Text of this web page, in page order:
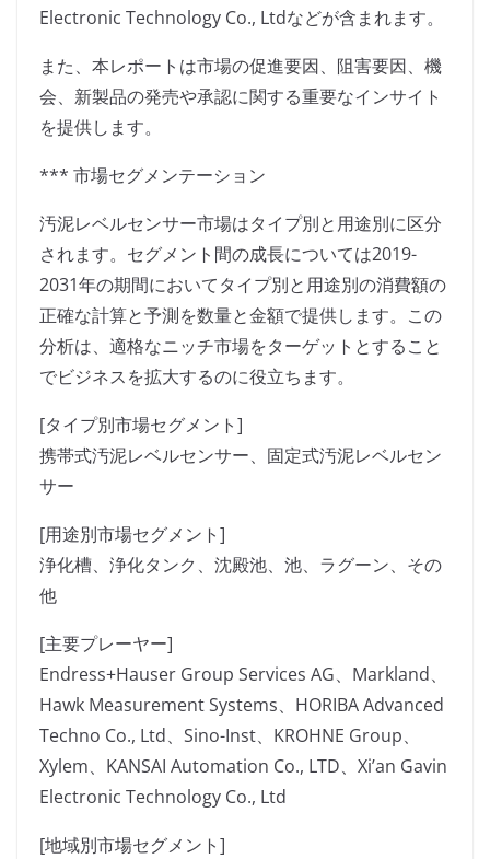
Electronic Technology Co., Ltdなどが含まれます。
また、本レポートは市場の促進要因、阻害要因、機
会、新製品の発売や承認に関する重要なインサイト
を提供します。
*** 市場セグメンテーション
汚泥レベルセンサー市場はタイプ別と用途別に区分
されます。セグメント間の成長については2019-
2031年の期間においてタイプ別と用途別の消費額の
正確な計算と予測を数量と金額で提供します。この
分析は、適格なニッチ市場をターゲットとすること
でビジネスを拡大するのに役立ちます。
[タイプ別市場セグメント]
携帯式汚泥レベルセンサー、固定式汚泥レベルセン
サー
[用途別市場セグメント]
浄化槽、浄化タンク、沈殿池、池、ラグーン、その
他
[主要プレーヤー]
Endress+Hauser Group Services AG、Markland、
Hawk Measurement Systems、HORIBA Advanced
Techno Co., Ltd、Sino-Inst、KROHNE Group、
Xylem、KANSAI Automation Co., LTD、Xi’an Gavin
Electronic Technology Co., Ltd
[地域別市場セグメント]